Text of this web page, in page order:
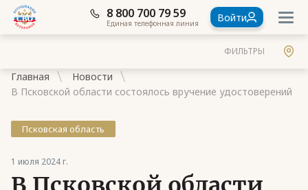
8 800 700 79 59
Единая телефонная линия Войти
ФИЛЬТРЫ
Главная
Новости
В Псковской области состоялось вручение удостоверений
Псковская область
1 июля 2024 г.
Контакты